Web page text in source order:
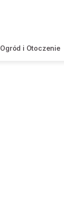
Ogród i Otoczenie